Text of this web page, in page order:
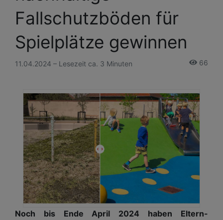
Fallschutzböden für
Spielplätze gewinnen
11.04.2024 – Lesezeit ca. 3 Minuten 66
Noch bis Ende April 2024 haben Eltern-